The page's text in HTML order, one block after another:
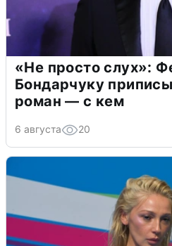
«Не просто слух»:
Бондарчуку
роман — с кем
6 августа 20